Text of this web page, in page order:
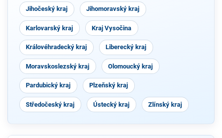
Jihočeský kraj Jihomoravský kraj
Karlovarský kraj Kraj Vysočina
Královéhradecký kraj Liberecký kraj
Moravskoslezský kraj Olomoucký kraj
Pardubický kraj Plzeňský kraj
Středočeský kraj Ústecký kraj Zlínský kraj